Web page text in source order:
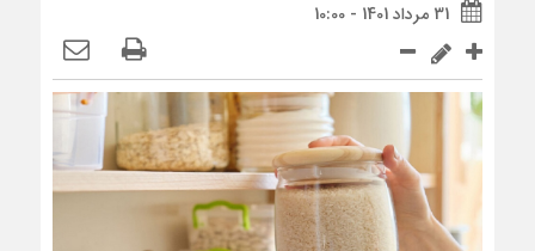
31 مرداد 1401 - 10:00